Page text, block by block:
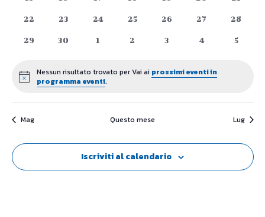
0
22
0
23
0
24
0
25
0
26
0
27
0
28
0
29
0
30
0
1
0
2
0
3
0
4
0
5
Notice
Nessun risultato trovato per Vai ai prossimi eventi in
programma eventi.
Mag Questo mese Lug
Iscriviti al calendario